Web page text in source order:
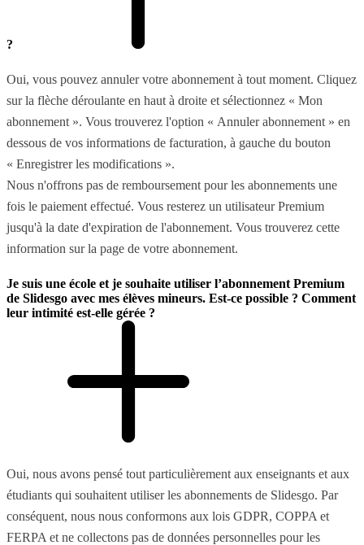
?
Oui, vous pouvez annuler votre abonnement à tout moment. Cliquez
sur la flèche déroulante en haut à droite et sélectionnez « Mon
abonnement ». Vous trouverez l'option « Annuler abonnement » en
dessous de vos informations de facturation, à gauche du bouton
« Enregistrer les modifications ».
Nous n'offrons pas de remboursement pour les abonnements une
fois le paiement effectué. Vous resterez un utilisateur Premium
jusqu'à la date d'expiration de l'abonnement. Vous trouverez cette
information sur la page de votre abonnement.
Je suis une école et je souhaite utiliser l’abonnement Premium
de Slidesgo avec mes élèves mineurs. Est-ce possible ? Comment
leur intimité est-elle gérée ?
Oui, nous avons pensé tout particulièrement aux enseignants et aux
étudiants qui souhaitent utiliser les abonnements de Slidesgo. Par
conséquent, nous nous conformons aux lois GDPR, COPPA et
FERPA et ne collectons pas de données personnelles pour les